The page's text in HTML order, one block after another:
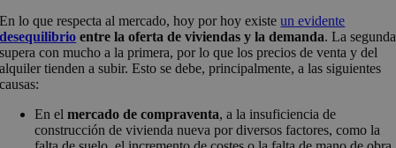
En lo que respecta al mercado, hoy por hoy existeun evidente
desequilibrio entre la oferta de viviendas y la demanda. La segunda
supera con mucho a la primera, por lo que los precios de venta y del
alquiler tienden a subir. Esto se debe, principalmente, a las siguientes
causas:
En elmercado de compraventa, a la insuficiencia de
construcción de vivienda nueva por diversos factores, como la